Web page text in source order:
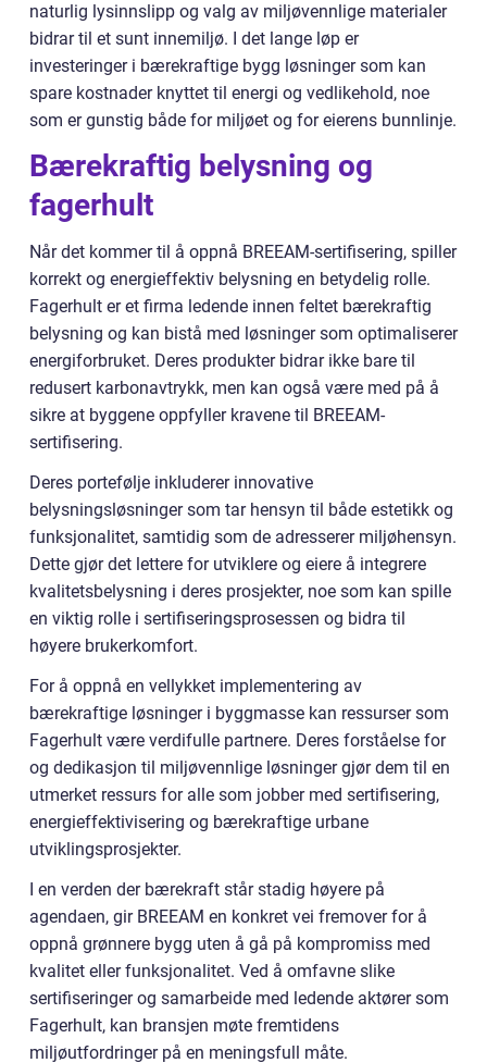
naturlig lysinnslipp og valg av miljøvennlige materialer
bidrar til et sunt innemiljø. I det lange løp er
investeringer i bærekraftige bygg løsninger som kan
spare kostnader knyttet til energi og vedlikehold, noe
som er gunstig både for miljøet og for eierens bunnlinje.
Bærekraftig belysning og
fagerhult
Når det kommer til å oppnå BREEAM-sertifisering, spiller
korrekt og energieffektiv belysning en betydelig rolle.
Fagerhult er et firma ledende innen feltet bærekraftig
belysning og kan bistå med løsninger som optimaliserer
energiforbruket. Deres produkter bidrar ikke bare til
redusert karbonavtrykk, men kan også være med på å
sikre at byggene oppfyller kravene til BREEAM-
sertifisering.
Deres portefølje inkluderer innovative
belysningsløsninger som tar hensyn til både estetikk og
funksjonalitet, samtidig som de adresserer miljøhensyn.
Dette gjør det lettere for utviklere og eiere å integrere
kvalitetsbelysning i deres prosjekter, noe som kan spille
en viktig rolle i sertifiseringsprosessen og bidra til
høyere brukerkomfort.
For å oppnå en vellykket implementering av
bærekraftige løsninger i byggmasse kan ressurser som
Fagerhult være verdifulle partnere. Deres forståelse for
og dedikasjon til miljøvennlige løsninger gjør dem til en
utmerket ressurs for alle som jobber med sertifisering,
energieffektivisering og bærekraftige urbane
utviklingsprosjekter.
I en verden der bærekraft står stadig høyere på
agendaen, gir BREEAM en konkret vei fremover for å
oppnå grønnere bygg uten å gå på kompromiss med
kvalitet eller funksjonalitet. Ved å omfavne slike
sertifiseringer og samarbeide med ledende aktører som
Fagerhult, kan bransjen møte fremtidens
miljøutfordringer på en meningsfull måte.